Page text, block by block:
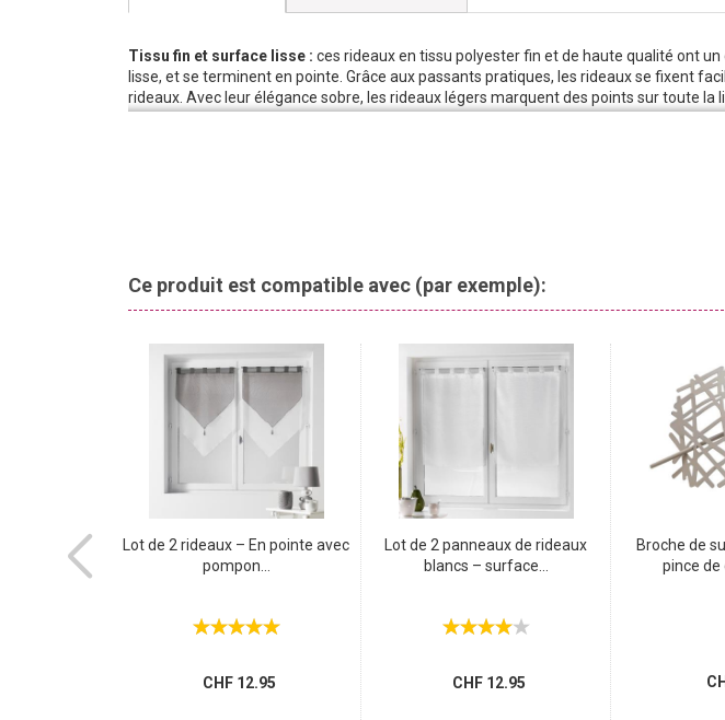
Tissu fin et surface lisse : ces rideaux en tissu polyester fin et de haute qualité ont
lisse, et se terminent en pointe. Grâce aux passants pratiques, les rideaux se fixent
rideaux. Avec leur élégance sobre, les rideaux légers marquent des points sur toute la
Ces rideaux d’un blanc élégant donnent une touche
Ce produit est compatible avec (par exemple):
métalliques,
Lot de 2 rideaux – En pointe avec
pompon...
CHF 12.95
Lot de 2 panneaux de rideaux
blancs – surface...
CHF 12.95
Broche de
pince de